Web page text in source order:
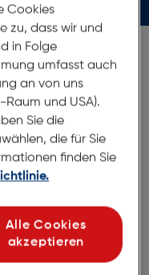
Wege ins
Cookies
zu, dass wir und
in Folge
umfasst auch
an von uns
und USA).
Sie die
die für Sie
finden Sie
Alle Cookies
akzeptieren